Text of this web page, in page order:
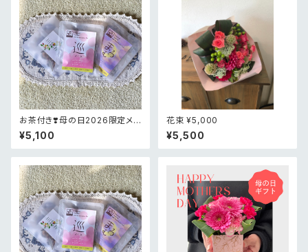
お茶付き❣️母の日2026限定メル
シーピンクアレンジメント
¥5,100
花束 ¥5,000
¥5,500